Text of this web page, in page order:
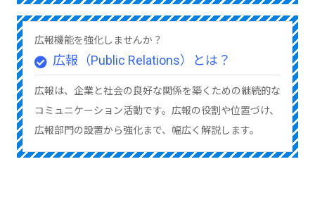
広報機能を強化しませんか？
広報（Public Relations）とは？
広報は、企業と社会の良好な関係を築くための継続的な
コミュニケーション活動です。広報の役割や位置づけ、
広報部門の設置から強化まで、幅広く解説します。